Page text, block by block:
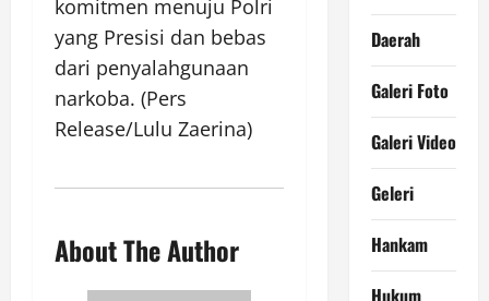
komitmen menuju Polri
yang Presisi dan bebas
dari penyalahgunaan
narkoba. (Pers
Release/Lulu Zaerina)
About The Author
Daerah
Galeri Foto
Galeri Video
Geleri
Hankam
Hukum